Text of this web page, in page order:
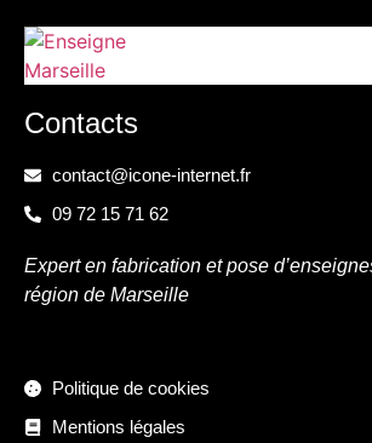
Contacts
contact@icone-internet.fr
09 72 15 71 62
Expert en fabrication et pose
région de Marseille
Politique de cookies
Mentions légales